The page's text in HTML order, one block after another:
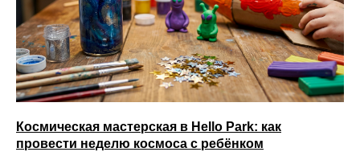
Космическая мастерская в Hello Park: как
провести неделю космоса с ребёнком